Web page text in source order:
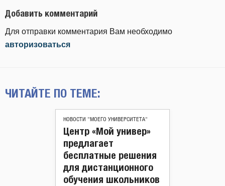
Добавить комментарий
Для отправки комментария Вам необходимо
авторизоваться
ЧИТАЙТЕ ПО ТЕМЕ:
НОВОСТИ "МОЕГО УНИВЕРСИТЕТА"
Центр «Мой универ»
предлагает
бесплатные решения
для дистанционного
обучения школьников